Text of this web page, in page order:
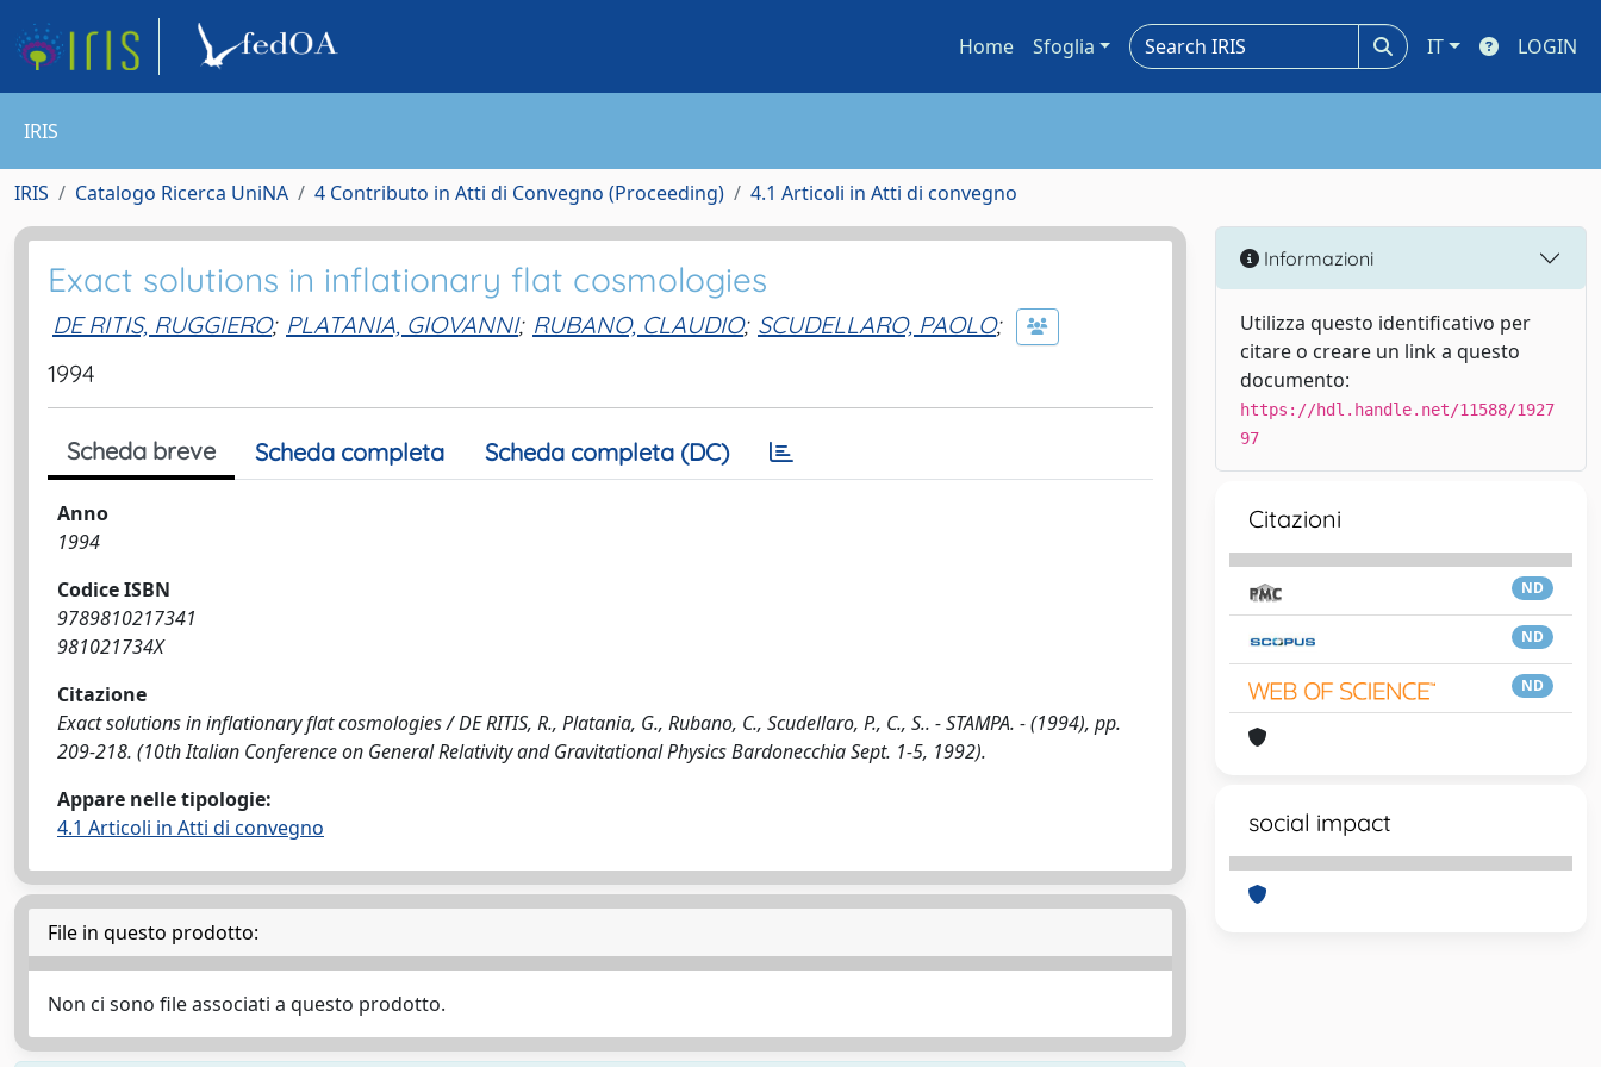
Home Sfoglia IT LOGIN
IRIS
IRIS Catalogo Ricerca UniNA 4 Contributo in Atti di Convegno (Proceeding) 4.1 Articoli in Atti di convegno
Exact solutions in inflationary flat cosmologies
DE RITIS, RUGGIERO; PLATANIA, GIOVANNI; RUBANO, CLAUDIO; SCUDELLARO, PAOLO;
1994
Scheda breve Scheda completa Scheda completa (DC)
Anno
1994
Codice ISBN
9789810217341
981021734X
Citazione
Exact solutions in inflationary flat cosmologies / DE RITIS, R., Platania, G., Rubano, C., Scudellaro, P., C., S.. - STAMPA. - (1994), pp.
209-218. (10th Italian Conference on General Relativity and Gravitational Physics Bardonecchia Sept. 1-5, 1992).
Appare nelle tipologie:
4.1 Articoli in Atti di convegno
File in questo prodotto:
Non ci sono file associati a questo prodotto.
Informazioni
Utilizza questo identificativo per
citare o creare un link a questo
documento:
https://hdl.handle.net/11588/1927
97
Citazioni
ND
ND
ND
social impact